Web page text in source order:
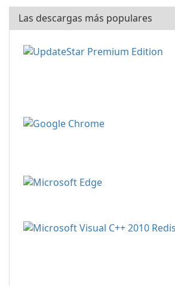
Las descargas más populares